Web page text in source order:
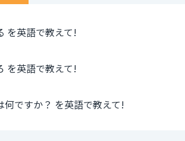
を英語で教えて!
を英語で教えて!
何ですか？ を英語で教えて!